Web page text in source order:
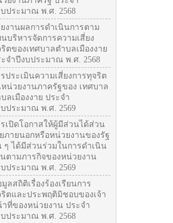
ประมาณ พ.ศ. 2568
งานผลการดำเนินการตาม
บริหารจัดการความเสี่ยง
ตของเทศบาลตำบลเมืองงาย
จำปีงบประมาณ พ.ศ. 2568
ประเมินความเสี่ยงการทุจริต
หน่วยงานภาครัฐของ เทศบาล
ลเมืองงาย ประจำ
ประมาณ พ.ศ. 2569
รเปิดโอกาสให้ผู้มีส่วนได้ส่วน
ยภายนอกหรือหน่วยงานของรัฐ
ๆ ได้มีส่วนร่วมในการดำเนิน
นตามภารกิจของหน่วยงาน
ประมาณ พ.ศ. 2569
ลสถิติเรื่องร้องเรียนการ
ตและประพฤติมิชอบของเจ้า
ที่ของหน่วยงาน ประจำ
ประมาณ พ.ศ. 2568